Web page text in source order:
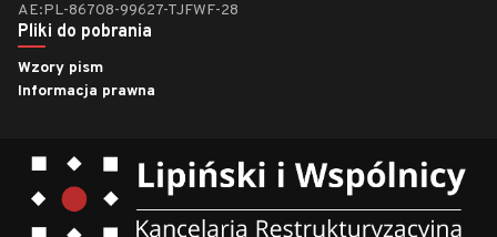
AE:PL-86708-99627-TJFWF-28
Pliki do pobrania
Wzory pism
Informacja prawna